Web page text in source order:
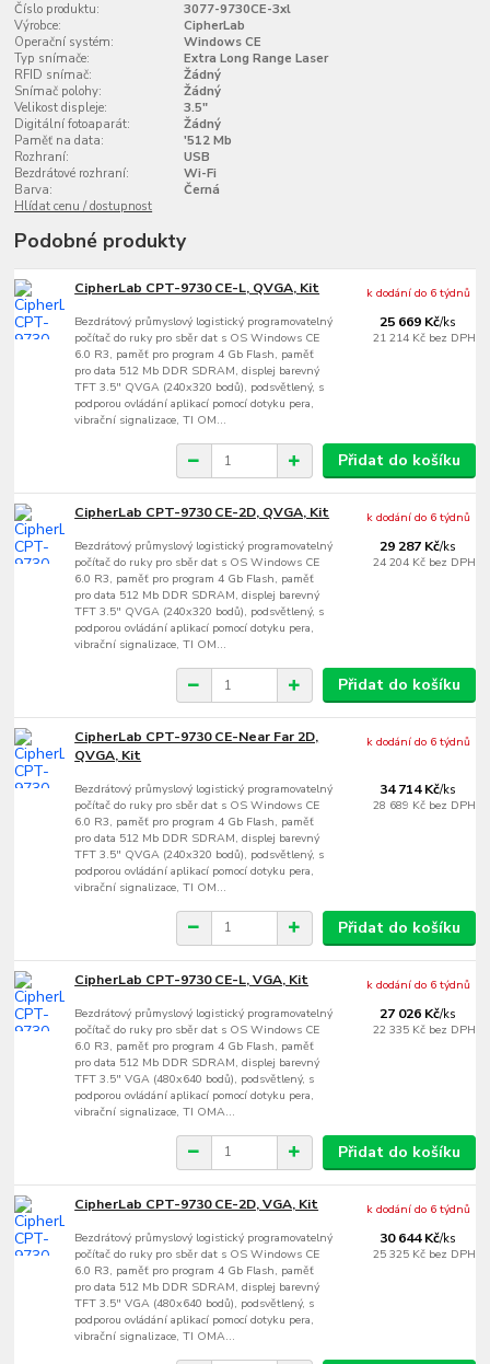
Číslo produktu:
3077-9730CE-3xl
Výrobce:
CipherLab
Operační systém:
Windows CE
Typ snímače:
Extra Long Range Laser
RFID snímač:
Žádný
Snímač polohy:
Žádný
Velikost displeje:
3.5"
Digitální fotoaparát:
Žádný
Paměť na data:
'512 Mb
Rozhraní:
USB
Bezdrátové rozhraní:
Wi-Fi
Barva:
Černá
Hlídat cenu / dostupnost
Podobné produkty
CipherLab CPT-9730 CE-L, QVGA, Kit
Bezdrátový průmyslový logistický programovatelný
počítač do ruky pro sběr dat s OS Windows CE
6.0 R3, paměť pro program 4 Gb Flash, paměť
pro data 512 Mb DDR SDRAM, displej barevný
TFT 3.5" QVGA (240x320 bodů), podsvětlený, s
podporou ovládání aplikací pomocí dotyku pera,
vibrační signalizace, TI OM...
25 669 Kč/ks
21 214 Kč bez DPH
k dodání do 6 týdnů
Přidat do košíku
CipherLab CPT-9730 CE-2D, QVGA, Kit
Bezdrátový průmyslový logistický programovatelný
počítač do ruky pro sběr dat s OS Windows CE
6.0 R3, paměť pro program 4 Gb Flash, paměť
pro data 512 Mb DDR SDRAM, displej barevný
TFT 3.5" QVGA (240x320 bodů), podsvětlený, s
podporou ovládání aplikací pomocí dotyku pera,
vibrační signalizace, TI OM...
29 287 Kč/ks
24 204 Kč bez DPH
k dodání do 6 týdnů
Přidat do košíku
CipherLab CPT-9730 CE-Near Far 2D,
QVGA, Kit
Bezdrátový průmyslový logistický programovatelný
počítač do ruky pro sběr dat s OS Windows CE
6.0 R3, paměť pro program 4 Gb Flash, paměť
pro data 512 Mb DDR SDRAM, displej barevný
TFT 3.5" QVGA (240x320 bodů), podsvětlený, s
podporou ovládání aplikací pomocí dotyku pera,
vibrační signalizace, TI OM...
34 714 Kč/ks
28 689 Kč bez DPH
k dodání do 6 týdnů
Přidat do košíku
CipherLab CPT-9730 CE-L, VGA, Kit
Bezdrátový průmyslový logistický programovatelný
počítač do ruky pro sběr dat s OS Windows CE
6.0 R3, paměť pro program 4 Gb Flash, paměť
pro data 512 Mb DDR SDRAM, displej barevný
TFT 3.5" VGA (480x640 bodů), podsvětlený, s
podporou ovládání aplikací pomocí dotyku pera,
vibrační signalizace, TI OMA...
27 026 Kč/ks
22 335 Kč bez DPH
k dodání do 6 týdnů
Přidat do košíku
CipherLab CPT-9730 CE-2D, VGA, Kit
Bezdrátový průmyslový logistický programovatelný
počítač do ruky pro sběr dat s OS Windows CE
6.0 R3, paměť pro program 4 Gb Flash, paměť
pro data 512 Mb DDR SDRAM, displej barevný
TFT 3.5" VGA (480x640 bodů), podsvětlený, s
podporou ovládání aplikací pomocí dotyku pera,
vibrační signalizace, TI OMA...
30 644 Kč/ks
25 325 Kč bez DPH
k dodání do 6 týdnů